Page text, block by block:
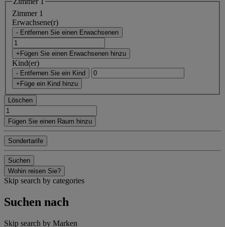
Zimmer 1
Erwachsene(r)
- Entfernen Sie einen Erwachsenen
+Fügen Sie einen Erwachsenen hinzu
Kind(er)
- Entfernen Sie ein Kind
+Füge ein Kind hinzu
Löschen
Fügen Sie einen Raum hinzu
Sondertarife
Suchen
Wohin reisen Sie?
Skip search by categories
Suchen nach
Skip search by Marken